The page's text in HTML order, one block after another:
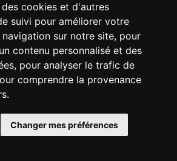
cookies et d'autres
suivi pour améliorer votre
sur notre site, pour
contenu personnalisé et des
pour analyser le trafic de
comprendre la provenance
Changer mes préférences
---CACHE---
réservés - Olivetti Media Communication